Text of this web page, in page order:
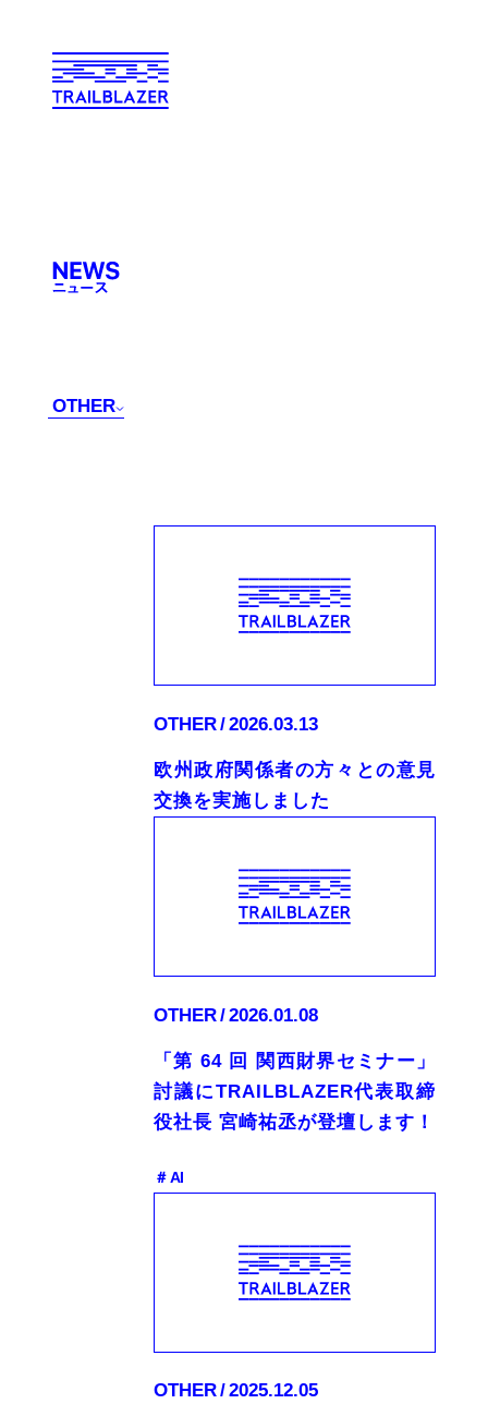
OTHER
OTHER 2026.03.13
欧州政府関係者の方々との意見
交換を実施しました
OTHER 2026.01.08
「第 64 回 関西財界セミナー」
討議にTRAILBLAZER代表取締
役社長 宮崎祐丞が登壇します！
＃ AI
OTHER 2025.12.05